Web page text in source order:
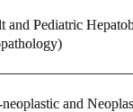
and Pediatric
and